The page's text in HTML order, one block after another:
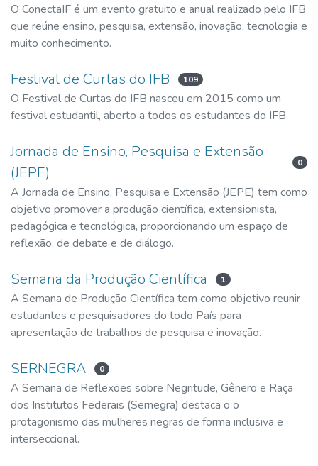
O ConectaIF é um evento gratuito e anual realizado pelo IFB
que reúne ensino, pesquisa, extensão, inovação, tecnologia e
muito conhecimento.
Festival de Curtas do IFB 109
O Festival de Curtas do IFB nasceu em 2015 como um
festival estudantil, aberto a todos os estudantes do IFB.
Jornada de Ensino, Pesquisa e Extensão
(JEPE)
0
A Jornada de Ensino, Pesquisa e Extensão (JEPE) tem como
objetivo promover a produção científica, extensionista,
pedagógica e tecnológica, proporcionando um espaço de
reflexão, de debate e de diálogo.
Semana da Produção Científica 1
A Semana de Produção Científica tem como objetivo reunir
estudantes e pesquisadores do todo País para
apresentação de trabalhos de pesquisa e inovação.
SERNEGRA 0
A Semana de Reflexões sobre Negritude, Gênero e Raça
dos Institutos Federais (Sernegra) destaca o o
protagonismo das mulheres negras de forma inclusiva e
interseccional.